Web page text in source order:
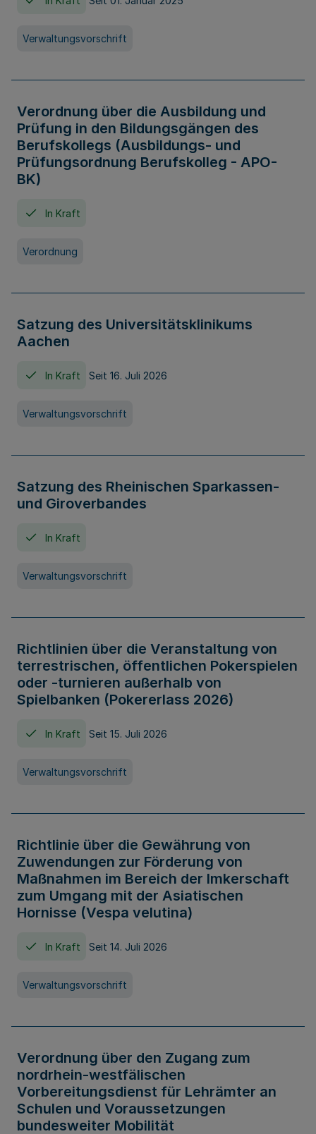
Verwaltungsvorschrift
Verordnung über die Ausbildung und
Prüfung in den Bildungsgängen des
Berufskollegs (Ausbildungs- und
Prüfungsordnung Berufskolleg - APO-
BK)
In Kraft
Verordnung
Satzung des Universitätsklinikums
Aachen
In Kraft Seit 16. Juli 2026
Verwaltungsvorschrift
Satzung des Rheinischen Sparkassen-
und Giroverbandes
In Kraft
Verwaltungsvorschrift
Richtlinien über die Veranstaltung von
terrestrischen, öffentlichen Pokerspielen
oder -turnieren außerhalb von
Spielbanken (Pokererlass 2026)
In Kraft Seit 15. Juli 2026
Verwaltungsvorschrift
Richtlinie über die Gewährung von
Zuwendungen zur Förderung von
Maßnahmen im Bereich der Imkerschaft
zum Umgang mit der Asiatischen
Hornisse (Vespa velutina)
In Kraft Seit 14. Juli 2026
Verwaltungsvorschrift
Verordnung über den Zugang zum
nordrhein-westfälischen
Vorbereitungsdienst für Lehrämter an
Schulen und Voraussetzungen
bundesweiter Mobilität